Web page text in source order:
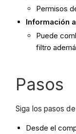
Permisos
Información
Puede
filtro
Pasos
Siga los pasos
Desde el